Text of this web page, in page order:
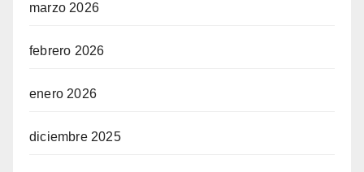
marzo 2026
febrero 2026
enero 2026
diciembre 2025